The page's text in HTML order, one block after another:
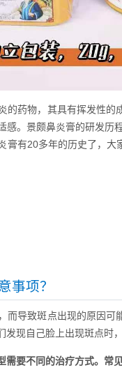
的药物，其具有挥发性的
感。景颇鼻炎膏的研发历
膏有20多年的历史了，
事项？
而导致斑点出现的原因
现自己脸上出现斑点时
要不同的治疗方式。常